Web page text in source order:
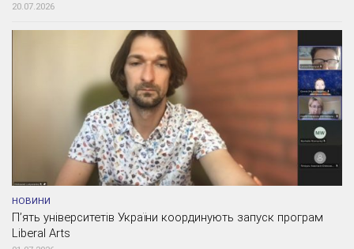
20.07.2026
НОВИНИ
П’ять університетів України координують запуск програм
Liberal Arts